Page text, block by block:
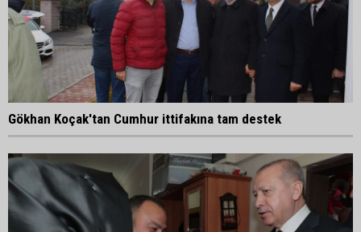
Gökhan Koçak'tan Cumhur ittifakına tam destek